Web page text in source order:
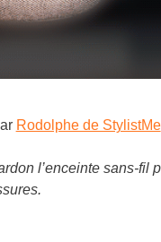
Rodolphe de StylistMe
l’enceinte sans-fil